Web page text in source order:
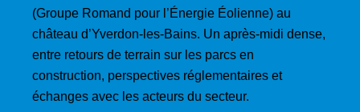
(Groupe Romand pour l’Énergie Éolienne) au
château d’Yverdon-les-Bains. Un après-midi dense,
entre retours de terrain sur les parcs en
construction, perspectives réglementaires et
échanges avec les acteurs du secteur.